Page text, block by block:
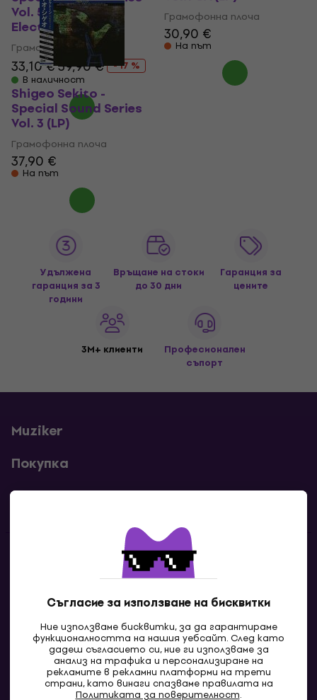
Съгласие за използване на бисквитки
Ние използваме бисквитки, за да гарантираме
функционалността на нашия уебсайт. След като
дадеш съгласието си, ние ги използваме за
анализ на трафика и персонализиране на
рекламите в рекламни платформи на трети
страни, като винаги спазваме правилата на
Политиката за поверителност.
Vol. 5: Artistic
Electone (LP)
Грамофонна плоча
33,10 €39,90 €
- 17 %
В наличност
Грамофонна плоча
30,90 €
На път
Shigeo Sekito -
Special Sound Series
Vol. 3 (LP)
Грамофонна плоча
37,90 €
На път
Удължена
гаранция за 3
години
Връщане на стоки
до 30 дни
Гаранция за
цените
3M+ клиенти
Професионален
съпорт
Muziker
Покупка
Полезни линкове
Контакти